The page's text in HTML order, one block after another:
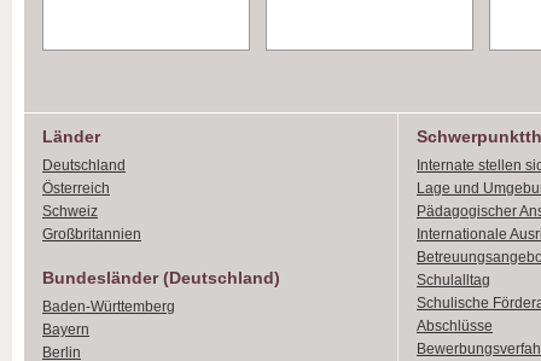
Länder
Deutschland
Österreich
Schweiz
Großbritannien
Bundesländer (Deutschland)
Baden-Württemberg
Bayern
Berlin
Internate stellen
Lage und
Pädagogischer
Internationale
Schulalltag
Schulische
Abschlüsse